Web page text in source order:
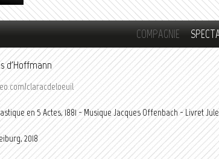
COMPAGNIE
d'Hoffmann
claracdeloeuil
en 5 Actes, 1881 - Musique Jacques Offenbach - Livret
2018